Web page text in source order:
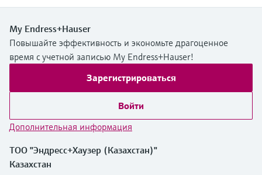
My Endress+Hauser
Повышайте эффективность и экономьте драгоценное
время с учетной записью My Endress+Hauser!
Зарегистрироваться
Войти
Дополнительная информация
ТОО "Эндресс+Хаузер (Казахстан)"
Казахстан